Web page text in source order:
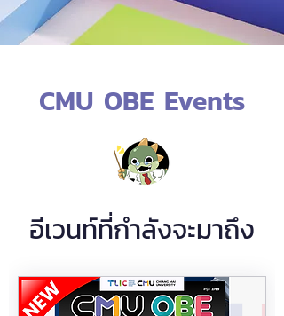
CMU OBE Events
อีเวนท์ที่กำลังจะมาถึง